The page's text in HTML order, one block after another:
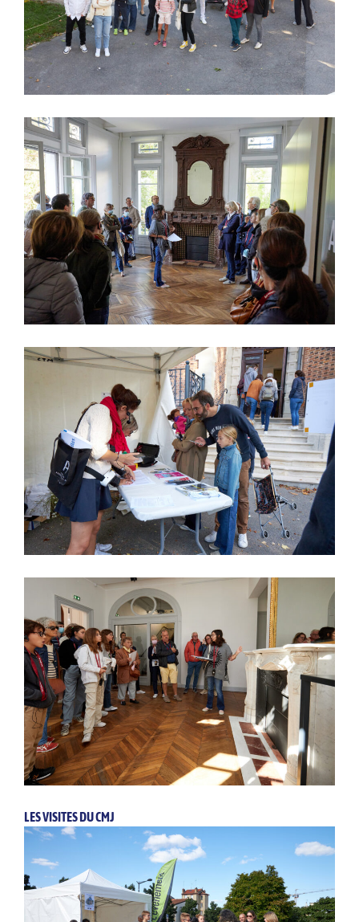
LES VISITES DU CMJ